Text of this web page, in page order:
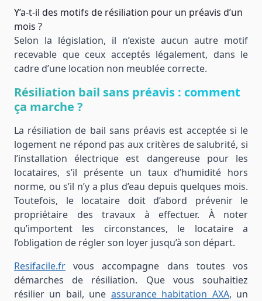
Y’a-t-il des motifs de résiliation pour un préavis d’un
mois ?
Selon la législation, il n’existe aucun autre motif
recevable que ceux acceptés légalement, dans le
cadre d’une location non meublée correcte.
Résiliation bail sans préavis : comment
ça marche ?
La résiliation de bail sans préavis est acceptée si le
logement ne répond pas aux critères de salubrité, si
l’installation électrique est dangereuse pour les
locataires, s’il présente un taux d’humidité hors
norme, ou s’il n’y a plus d’eau depuis quelques mois.
Toutefois, le locataire doit d’abord prévenir le
propriétaire des travaux à effectuer. À noter
qu’importent les circonstances, le locataire a
l’obligation de régler son loyer jusqu’à son départ.
Resifacile.fr vous accompagne dans toutes vos
démarches de résiliation. Que vous souhaitiez
résilier un bail, une assurance habitation AXA, un